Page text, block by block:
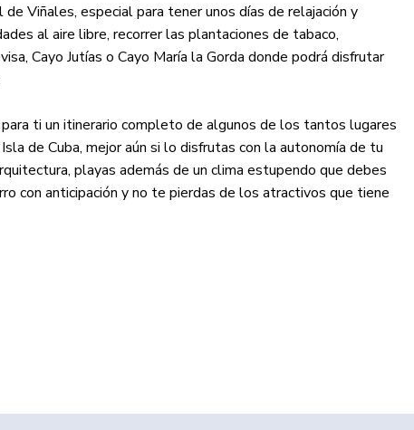
Viñales, especial para tener unos días de relajación y
al aire libre, recorrer las plantaciones de tabaco,
Cayo Jutías o Cayo María la Gorda donde podrá disfrutar
ti un itinerario completo de algunos de los tantos lugares
de Cuba, mejor aún si lo disfrutas con la autonomía de tu
playas además de un clima estupendo que debes
con anticipación y no te pierdas de los atractivos que tiene